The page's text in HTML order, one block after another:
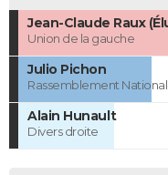
Jean-Claude Raux
Union de la gauche
Julio Pichon
Rassemblement National
Alain Hunault
Divers droite